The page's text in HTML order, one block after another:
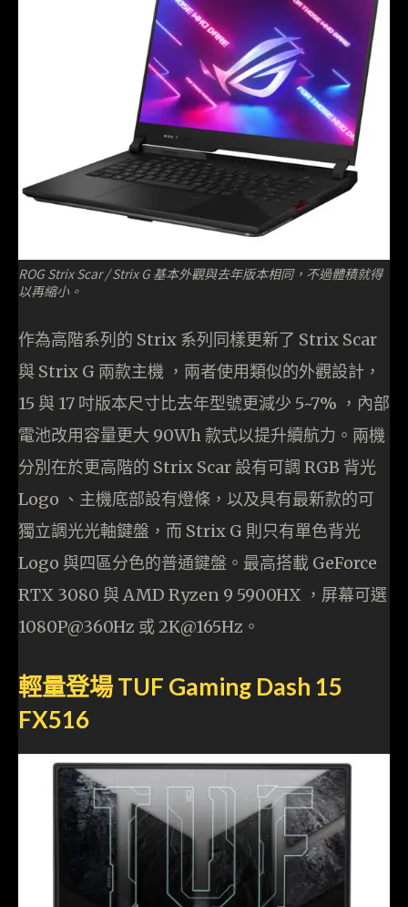
ROG Strix Scar / Strix G 基本外觀與去年版本相同，不過體積就得
以再縮小。
作為高階系列的 Strix 系列同樣更新了 Strix Scar
與 Strix G 兩款主機 ，兩者使用類似的外觀設計，
15 與 17 吋版本尺寸比去年型號更減少 5~7% ，內部
電池改用容量更大 90Wh 款式以提升續航力。兩機
分別在於更高階的 Strix Scar 設有可調 RGB 背光
Logo 、主機底部設有燈條，以及具有最新款的可
獨立調光光軸鍵盤，而 Strix G 則只有單色背光
Logo 與四區分色的普通鍵盤。最高搭載 GeForce
RTX 3080 與 AMD Ryzen 9 5900HX ，屏幕可選
1080P@360Hz 或 2K@165Hz。
輕量登場 TUF Gaming Dash 15
FX516